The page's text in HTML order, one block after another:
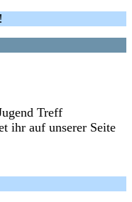
Treff
ihr auf unserer Seite